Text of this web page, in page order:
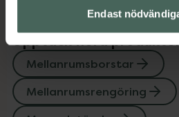
Endast
Upptäck flera
Mellanrumsborstar
Mellanrumsrengöring